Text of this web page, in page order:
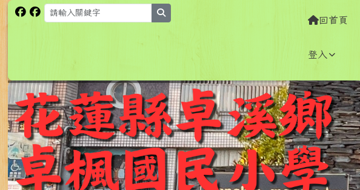
跳至主內容區
花蓮縣卓溪鄉卓楓國民小學全球
回首頁
登入